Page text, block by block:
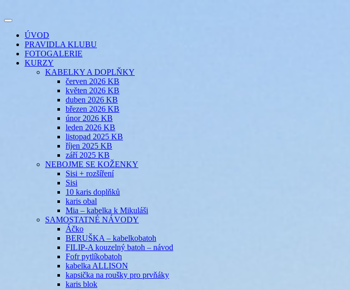
k
webuEVIKLUB
šicí klub
Toggle
navigation
ÚVOD
PRAVIDLA KLUBU
FOTOGALERIE
KURZY
KABELKY A DOPLŇKY
červen 2026 KB
květen 2026 KB
duben 2026 KB
březen 2026 KB
únor 2026 KB
leden 2026 KB
listopad 2025 KB
říjen 2025 KB
září 2025 KB
NEBOJME SE KOŽENKY
Sisi + rozšíření
Sisi
10 karis doplňků
karis obal
Mia – kabelka k Mikuláši
SAMOSTATNÉ NÁVODY
Áčko
BERUŠKA – kabelkobatoh
FILIP-A kouzelný batoh – návod
Fofr pytlíkobatoh
kabelka ALLISON
kapsička na roušky pro prvňáky
karis blok